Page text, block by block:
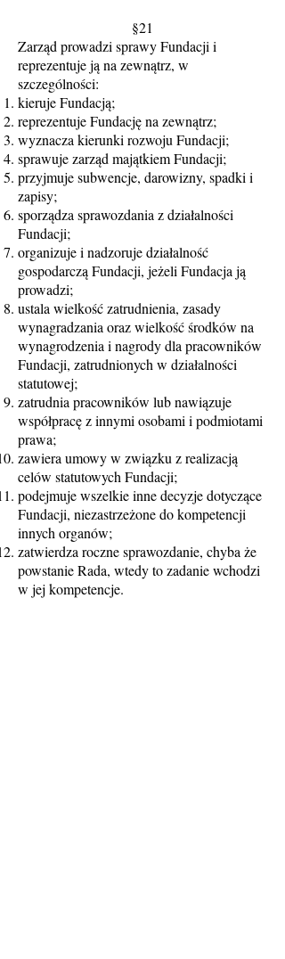
§21
Zarząd prowadzi sprawy Fundacji i
reprezentuje ją na zewnątrz, w
szczególności:
kieruje Fundacją;
reprezentuje Fundację na zewnątrz;
wyznacza kierunki rozwoju Fundacji;
sprawuje zarząd majątkiem Fundacji;
przyjmuje subwencje, darowizny, spadki i
zapisy;
sporządza sprawozdania z działalności
Fundacji;
organizuje i nadzoruje działalność
gospodarczą Fundacji, jeżeli Fundacja ją
prowadzi;
ustala wielkość zatrudnienia, zasady
wynagradzania oraz wielkość środków na
wynagrodzenia i nagrody dla pracowników
Fundacji, zatrudnionych w działalności
statutowej;
zatrudnia pracowników lub nawiązuje
współpracę z innymi osobami i podmiotami
prawa;
zawiera umowy w związku z realizacją
celów statutowych Fundacji;
podejmuje wszelkie inne decyzje dotyczące
Fundacji, niezastrzeżone do kompetencji
innych organów;
zatwierdza roczne sprawozdanie, chyba że
powstanie Rada, wtedy to zadanie wchodzi
w jej kompetencje.